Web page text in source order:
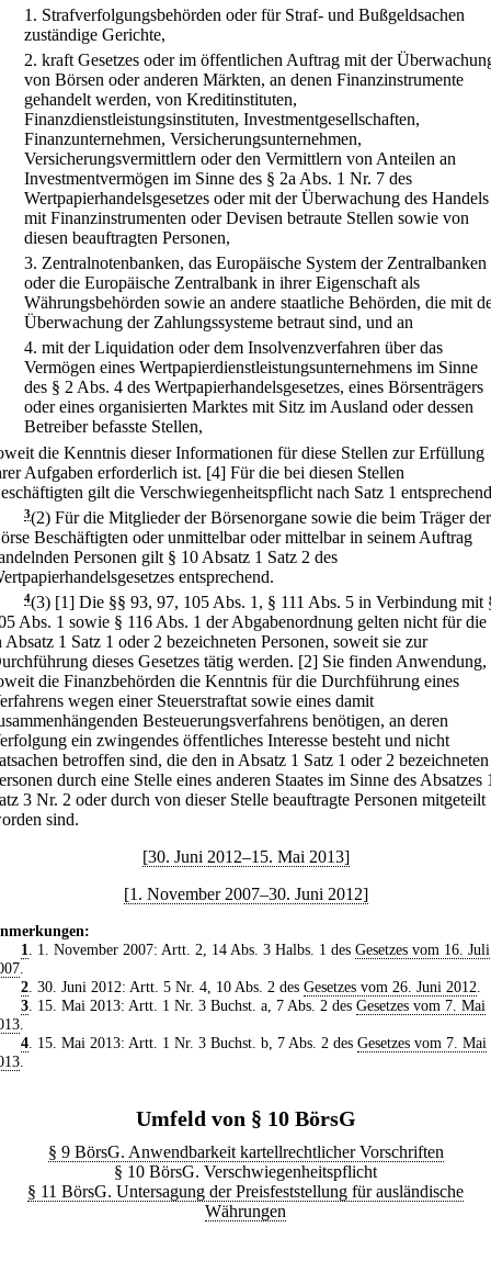
1. Strafverfolgungsbehörden oder für Straf- und Bußgeldsachen
zuständige Gerichte,
2. kraft Gesetzes oder im öffentlichen Auftrag mit der
von Börsen oder anderen Märkten, an denen Finanzinstrumente
gehandelt werden, von Kreditinstituten,
Finanzdienstleistungsinstituten, Investmentgesellschaften,
Finanzunternehmen, Versicherungsunternehmen,
Versicherungsvermittlern oder den Vermittlern von Anteilen an
Investmentvermögen im Sinne des § 2a Abs. 1 Nr. 7 des
Wertpapierhandelsgesetzes oder mit der Überwachung des Handels
mit Finanzinstrumenten oder Devisen betraute Stellen sowie von
diesen beauftragten Personen,
3. Zentralnotenbanken, das Europäische System der Zentralbanken
oder die Europäische Zentralbank in ihrer Eigenschaft als
Währungsbehörden sowie an andere staatliche Behörden, die mit
Überwachung der Zahlungssysteme betraut sind, und an
4. mit der Liquidation oder dem Insolvenzverfahren über das
Vermögen eines Wertpapierdienstleistungsunternehmens im Sinne
des § 2 Abs. 4 des Wertpapierhandelsgesetzes, eines Börsenträgers
oder eines organisierten Marktes mit Sitz im Ausland oder dessen
Betreiber befasste Stellen,
die Kenntnis dieser Informationen für diese Stellen zur Erfüllung
Aufgaben erforderlich ist. [4] Für die bei diesen Stellen
gilt die Verschwiegenheitspflicht nach Satz 1
3(2) Für die Mitglieder der Börsenorgane sowie die beim Träger der
Beschäftigten oder unmittelbar oder mittelbar in seinem Auftrag
Personen gilt § 10 Absatz 1 Satz 2 des
entsprechend.
4(3) [1] Die §§ 93, 97, 105 Abs. 1, § 111 Abs. 5 in Verbindung mit
Abs. 1 sowie § 116 Abs. 1 der Abgabenordnung gelten nicht für die
Absatz 1 Satz 1 oder 2 bezeichneten Personen, soweit sie zur
dieses Gesetzes tätig werden. [2] Sie finden Anwendung,
die Finanzbehörden die Kenntnis für die Durchführung eines
wegen einer Steuerstraftat sowie eines damit
Besteuerungsverfahrens benötigen, an deren
ein zwingendes öffentliches Interesse besteht und nicht
betroffen sind, die den in Absatz 1 Satz 1 oder 2 bezeichneten
durch eine Stelle eines anderen Staates im Sinne des Absatzes
3 Nr. 2 oder durch von dieser Stelle beauftragte Personen mitgeteilt
sind.
[30. Juni 2012–15. Mai 2013]
[1. November 2007–30. Juni 2012]
1. 1. November 2007: Artt. 2, 14 Abs. 3 Halbs. 1 des Gesetzes vom 16. Juli
.
2. 30. Juni 2012: Artt. 5 Nr. 4, 10 Abs. 2 des Gesetzes vom 26. Juni 2012.
3. 15. Mai 2013: Artt. 1 Nr. 3 Buchst. a, 7 Abs. 2 des Gesetzes vom 7. Mai
.
4. 15. Mai 2013: Artt. 1 Nr. 3 Buchst. b, 7 Abs. 2 des Gesetzes vom 7. Mai
.
Umfeld von § 10 BörsG
§ 9 BörsG. Anwendbarkeit kartellrechtlicher Vorschriften
§ 10 BörsG. Verschwiegenheitspflicht
§ 11 BörsG. Untersagung der Preisfeststellung für ausländische
Währungen